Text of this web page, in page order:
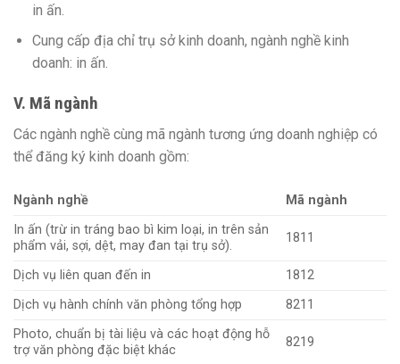
in ấn.
Cung cấp địa chỉ trụ sở kinh doanh, ngành nghề kinh
doanh: in ấn.
V. Mã ngành
Các ngành nghề cùng mã ngành tương ứng doanh nghiệp có
thể đăng ký kinh doanh gồm:
Ngành nghề
Mã ngành
In ấn (trừ in tráng bao bì kim loại, in trên sản
phẩm vải, sợi, dệt, may đan tại trụ sở).
1811
Dịch vụ liên quan đến in
1812
Dịch vụ hành chính văn phòng tổng hợp
8211
Photo, chuẩn bị tài liệu và các hoạt động hỗ
trợ văn phòng đặc biệt khác
8219